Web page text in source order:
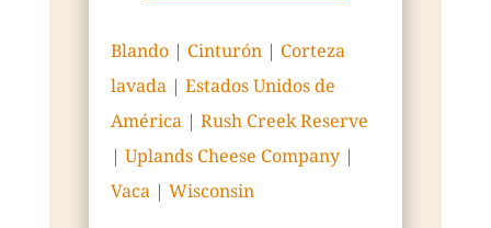
Blando| Cinturón| Corteza
lavada| Estados Unidos de
América| Rush Creek Reserve
| Uplands Cheese Company|
Vaca| Wisconsin